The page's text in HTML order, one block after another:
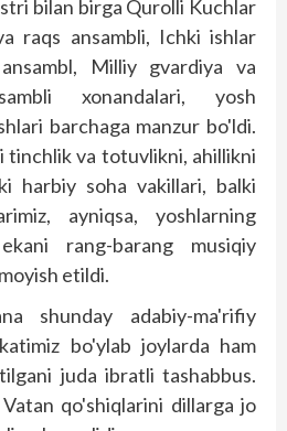
bilan birga Qurolli Kuchlar
raqs ansambli, Ichki ishlar
Milliy gvardiya va
xonandalari, yosh
barchaga manzur bo'ldi.
tinchlik va totuvlikni, ahillikni
harbiy soha vakillari, balki
ayniqsa, yoshlarning
rang-barang musiqiy
etildi.
shunday adabiy-ma'rifiy
bo'ylab joylarda ham
juda ibratli tashabbus.
qo'shiqlarini dillarga jo